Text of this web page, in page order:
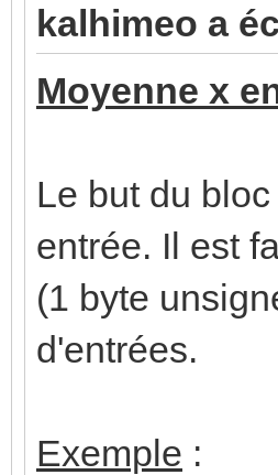
kalhimeo a
Moyenne x
Le but du
entrée. Il est
(1 byte
d'entrées.
Exemple :